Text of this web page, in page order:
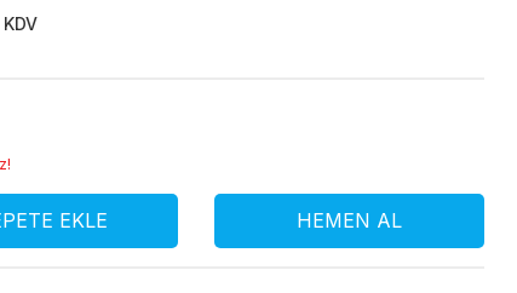
EKLE HEMEN AL